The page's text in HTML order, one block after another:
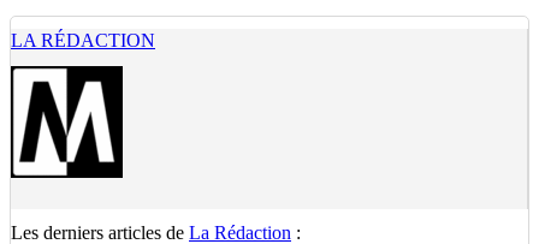
LA RÉDACTION
Les derniers articles de La Rédaction :